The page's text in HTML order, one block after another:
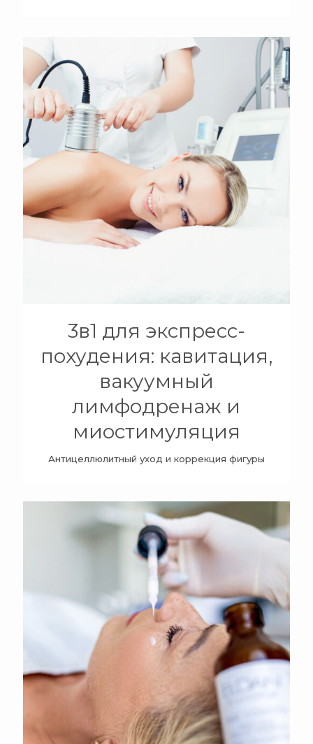
+
3в1 для экспресс-
похудения: кавитация,
вакуумный
лимфодренаж и
миостимуляция
Антицеллюлитный уход и коррекция фигуры
+